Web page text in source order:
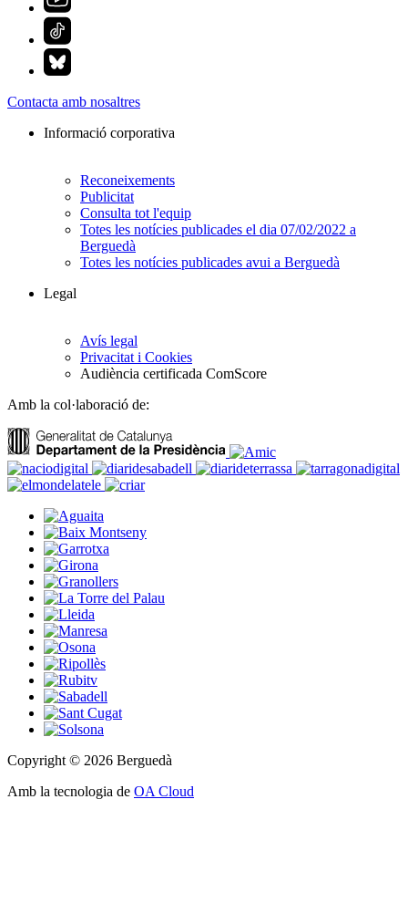
Contacta amb nosaltres
Informació corporativa
Reconeixements
Publicitat
Consulta tot l'equip
Totes les notícies publicades el dia 07/02/2022 a
Berguedà
Totes les notícies publicades avui a Berguedà
Legal
Avís legal
Privacitat i Cookies
Audiència certificada ComScore
Amb la col·laboració de:
Copyright © 2026 Berguedà
Amb la tecnologia de OA Cloud